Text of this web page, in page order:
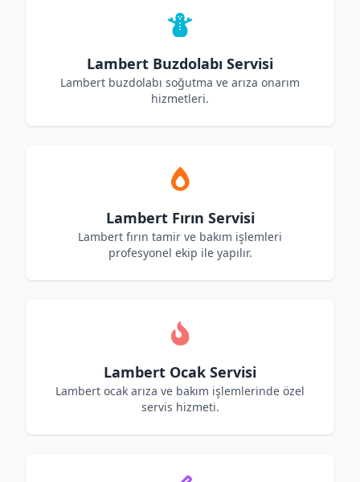
Lambert Buzdolabı Servisi
Lambert buzdolabı soğutma ve arıza onarım
hizmetleri.
Lambert Fırın Servisi
Lambert fırın tamir ve bakım işlemleri
profesyonel ekip ile yapılır.
Lambert Ocak Servisi
Lambert ocak arıza ve bakım işlemlerinde özel
servis hizmeti.